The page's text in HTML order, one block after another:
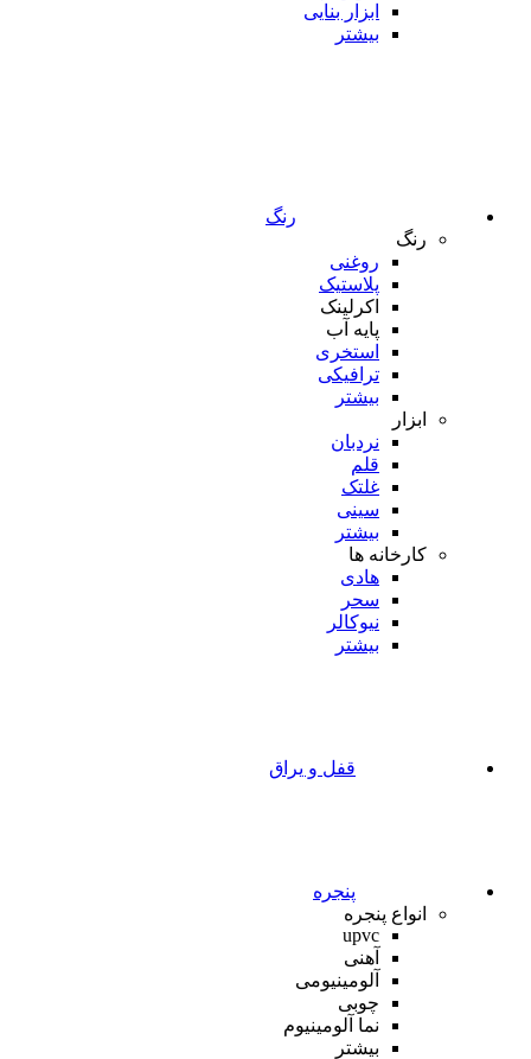
ابزار بنایی
بیشتر
رنگ
رنگ
روغنی
پلاستیک
اکرلینک
پایه آب
استخری
ترافیکی
بیشتر
ابزار
نردبان
قلم
غلتک
سینی
بیشتر
کارخانه ها
هادی
سحر
نیوکالر
بیشتر
قفل و یراق
پنجره
انواع پنجره
upvc
آهنی
آلومینیومی
چوبی
نما آلومینیوم
بیشتر